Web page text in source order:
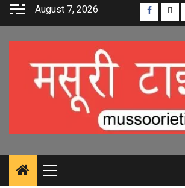
Skip
August 7, 2026
Primary
Menu